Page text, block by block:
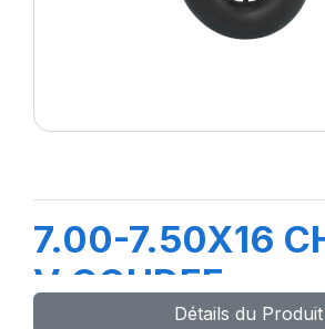
7.00-7.50X16
V COUDEE
Détails du Produit